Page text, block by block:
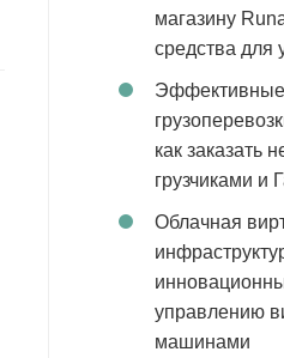
магазину
средства для
как заказать
грузчиками и
Облачная
управлению
машинами